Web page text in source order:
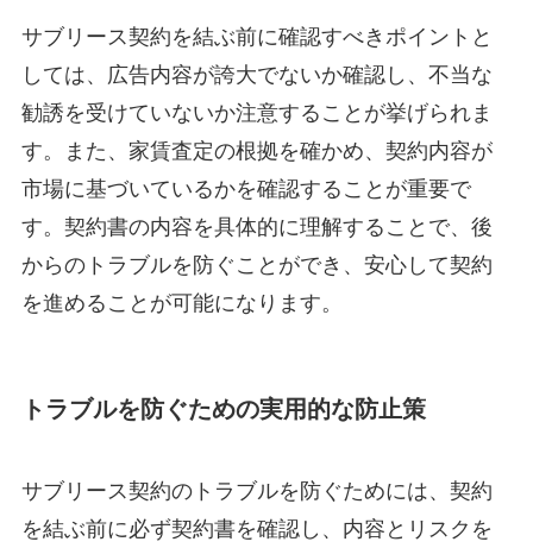
サブリース契約を結ぶ前に確認すべきポイントと
しては、広告内容が誇大でないか確認し、不当な
勧誘を受けていないか注意することが挙げられま
す。また、家賃査定の根拠を確かめ、契約内容が
市場に基づいているかを確認することが重要で
す。契約書の内容を具体的に理解することで、後
からのトラブルを防ぐことができ、安心して契約
を進めることが可能になります。
トラブルを防ぐための実用的な防止策
サブリース契約のトラブルを防ぐためには、契約
を結ぶ前に必ず契約書を確認し、内容とリスクを